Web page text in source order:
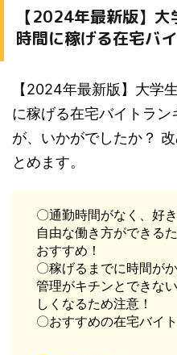
【2024年最新版】
時間に稼げる在宅バ
【2024年最新版】大学
に稼げる在宅バイトラ
が、いかがでしたか？
とめます。
〇通勤時間がなく、好
自由な働き方ができる
おすすめ！
〇稼げるまでに時間が
管理がキチンとできな
しくなるため注意！
〇おすすめの在宅バイ